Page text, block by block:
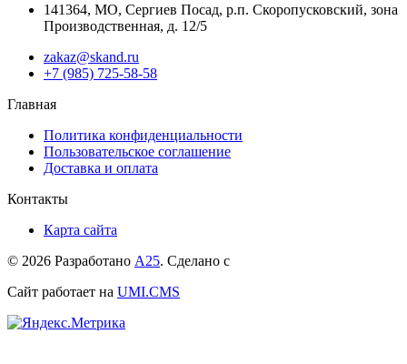
141364, МО, Сергиев Посад, р.п. Скоропусковский, зона
Производственная, д. 12/5
zakaz@skand.ru
+7 (985) 725-58-58
Главная
Политика конфиденциальности
Пользовательское соглашение
Доставка и оплата
Контакты
Карта сайта
© 2026 Разработано А25. Сделано с
Сайт работает на UMI.CMS